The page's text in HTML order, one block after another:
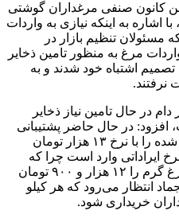
کانون صنفی مرغداران گوشتی
اشاره به اینکه نیازی به واردات
مسئولان تنظیم بازار در
مرغ به منظور تامین ذخایر
تصمیم اشتباه خود شدند و به
دام در حال تامین نیاز ذخایر
افزود: در حال حاضر پشتیبانی
امور دام هر کیلو مرغ شیرینگ پک شده را با نرخ ۱۳ هزار تومان
ایراداتی وارد است چرا که
ستاد تنظیم بازار قیمت هر کیلو مرغ گرم را ۱۲ هزار و ۹۰۰ تومان
انتظار می‌رود که هر کیلو